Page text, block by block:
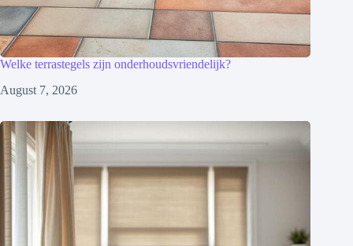
Welke terrastegels zijn onderhoudsvriendelijk?
August 7, 2026